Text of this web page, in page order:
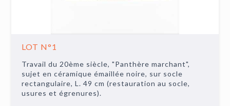
LOT N°1
Travail du 20ème siècle, "Panthère marchant",
sujet en céramique émaillée noire, sur socle
rectangulaire, L. 49 cm (restauration au socle,
usures et égrenures).